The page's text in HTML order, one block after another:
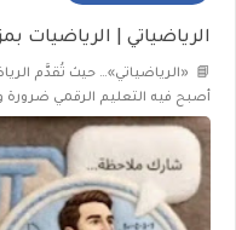
الرياضياتي | الرياضيات
📘 «الرياضياتي»… حيث تُقدَّم
أصبح فيه التعليم الرقمي